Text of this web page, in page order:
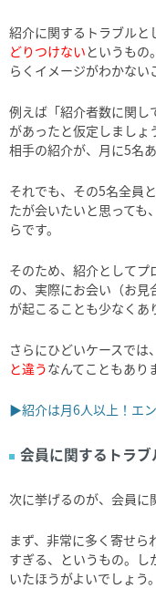
紹介に関するトラブルと
どりつけない というもの
らくイメージがわかない
例えば「紹介者数に関し
があったと仮定しましょ
相手の紹介が、月に5名
それでも、その5名全員
たが会いたいと思っても、
らです。
そのため、紹介として
の、実際にお会い（お
が起こることも少なくあ
さらにひどいケースでは、
と違うなんてこともあり
▶紹介は月6人以上！エ
会員に関するトラブ
次に挙げるのが、会員に
まず、非常に多く寄せ
すぎる、というもの。し
いたほうがよいでしょう。